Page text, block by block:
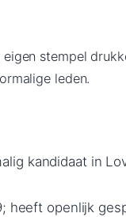
stempel
leden.
kandidaat in
heeft openlijk